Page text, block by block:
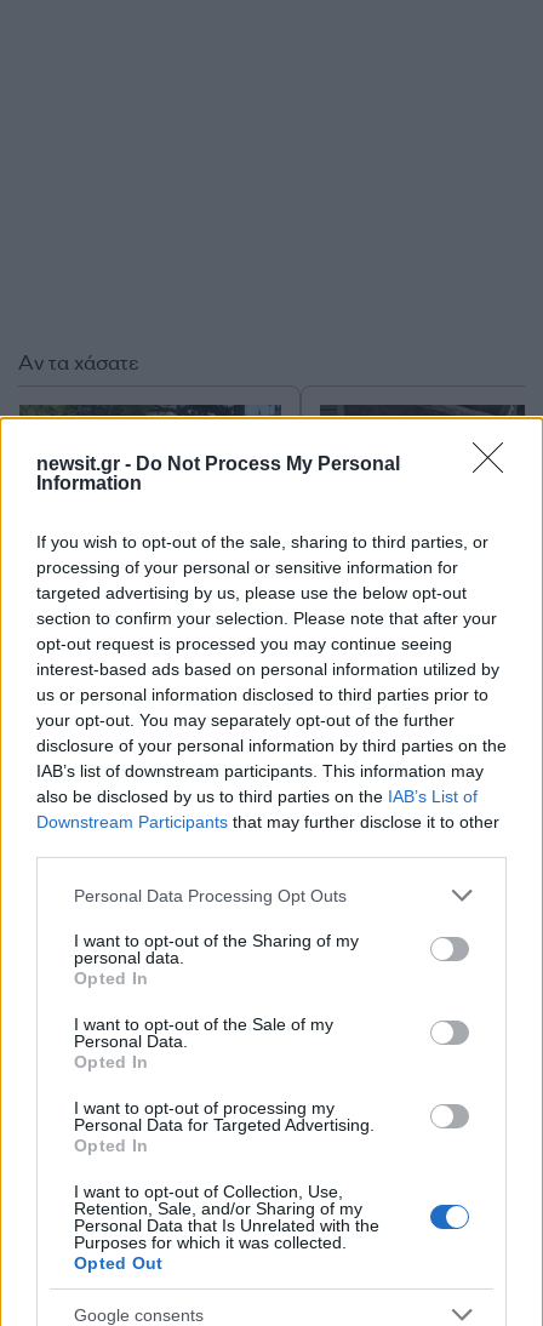
newsit.gr - Do Not Process My Personal
Information
If you wish to opt-out of the sale, sharing to third parties, or
processing of your personal or sensitive information for
targeted advertising by us, please use the below opt-out
section to confirm your selection. Please note that after your
opt-out request is processed you may continue seeing
interest-based ads based on personal information utilized by
us or personal information disclosed to third parties prior to
your opt-out. You may separately opt-out of the further
disclosure of your personal information by third parties on the
IAB’s list of downstream participants. This information may
also be disclosed by us to third parties on the IAB’s List of
Downstream Participants that may further disclose it to other
Please note that this website/app uses one or more Google
not limited to your visit or usage behaviour. You may click to
grant or deny consent to Google and its third-party tags to
use your data for below specified purposes in below Google
consent section.
Personal Data Processing Opt Outs
I want to opt-out of the Sharing of my
personal data.
Opted In
I want to opt-out of the Sale of my
Personal Data.
Opted In
I want to opt-out of processing my
Personal Data for Targeted Advertising.
Opted In
I want to opt-out of Collection, Use,
Retention, Sale, and/or Sharing of my
Personal Data that Is Unrelated with the
Purposes for which it was collected.
Opted Out
Google consents
Σχόλια
Σχολίασε εδώ
50 /50
Υποβολή σχολίου
Όροι Χρήσης . Το site προστατεύεται από reCAPTCHA, ισχύουν
Πολιτική Απορρήτου&Όροι Χρήσηςτης Google.
Αν τα χάσατε
Συναγερμός στον
Λυκαβηττό: Βρέθηκε
πτώμα σε σπηλιά κοντά
στο εκκλησάκι των Αγίων
Ισιδώρων - Φωτογραφίες
από το σημείο
Η αστυνομία
τουρίστας θέλησε
πληρώσει για να
σε παιδί στην
Έκανε ερωτική
ενήλικη